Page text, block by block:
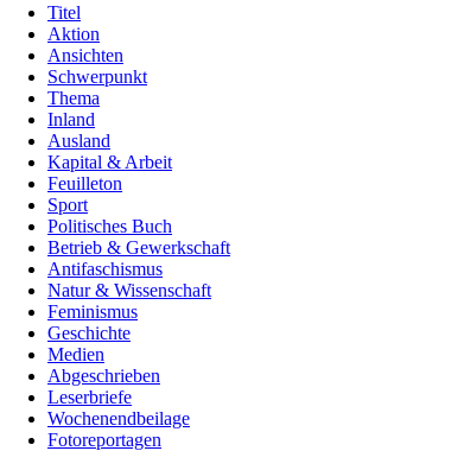
Titel
Aktion
Ansichten
Schwerpunkt
Thema
Inland
Ausland
Kapital & Arbeit
Feuilleton
Sport
Politisches Buch
Betrieb & Gewerkschaft
Antifaschismus
Natur & Wissenschaft
Feminismus
Geschichte
Medien
Abgeschrieben
Leserbriefe
Wochenendbeilage
Fotoreportagen